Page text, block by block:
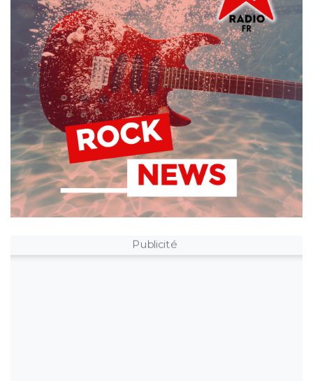
Publicité